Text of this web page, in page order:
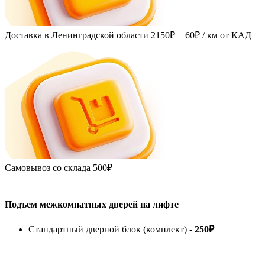
Доставка в Ленинградской области 2150₽ + 60₽ / км от КАД
Самовывоз со склада 500₽
Подъем межкомнатных дверей на лифте
Стандартный дверной блок (комплект) - 250₽